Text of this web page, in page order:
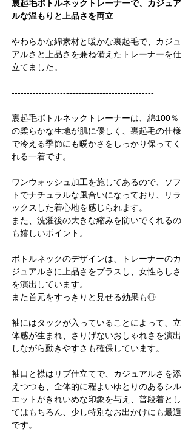
裏起毛ボトルネックトレーナーで、カジュア
ルな温もりと上品さを両立
やわらかな綿素材と暖かな裏起毛で、カジュ
アルさと上品さを兼ね備えたトレーナーを仕
立てました。
-----------------------------------------------
裏起毛ボトルネックトレーナーは、綿100％
の柔らかな生地が肌に優しく、裏起毛の仕様
で冷える季節にも暖かさをしっかり保ってく
れる一着です。
ワンウォッシュ加工を施してあるので、ソフ
トでナチュラルな風合いになっており、リラ
ックスした着心地を感じられます。
また、洗濯後の大きな縮みを防いでくれるの
も嬉しいポイント。
ボトルネックのデザインは、トレーナーのカ
ジュアルさに上品さをプラスし、女性らしさ
を演出しています。
また首元をすっきりと見せる効果も◎
袖にはタックが入っていることによって、立
体感が生まれ、さりげないおしゃれさを演出
しながら動きやすさも確保しています。
袖口と襟はリブ仕立てで、カジュアルさを添
えつつも、全体的に程よいゆとりのあるシル
エットがきれいめな印象を与え、普段着とし
てはもちろん、少し特別なお出かけにも最適
です。